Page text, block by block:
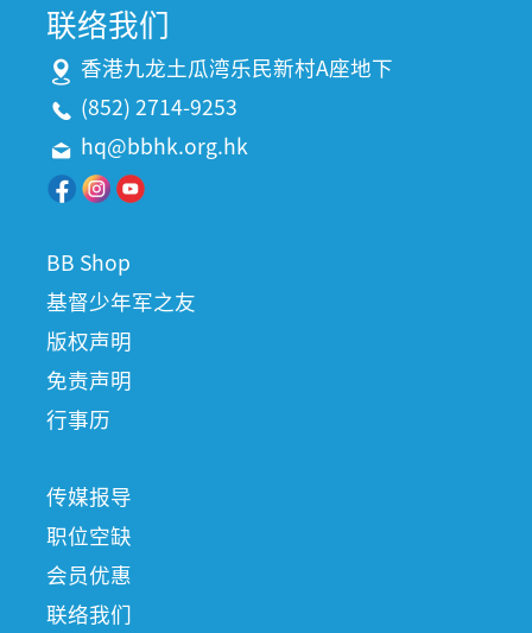
联络我们
香港九龙土瓜湾乐民新村A座地下
(852) 2714-9253
hq@bbhk.org.hk
BB Shop
基督少年军之友
版权声明
免责声明
行事历
传媒报导
职位空缺
会员优惠
联络我们